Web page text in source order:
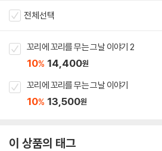
전체선택
꼬리에 꼬리를 무는 그날 이야기 2
10% 14,400원
꼬리에 꼬리를 무는 그날 이야기
10% 13,500원
이 상품의 태그